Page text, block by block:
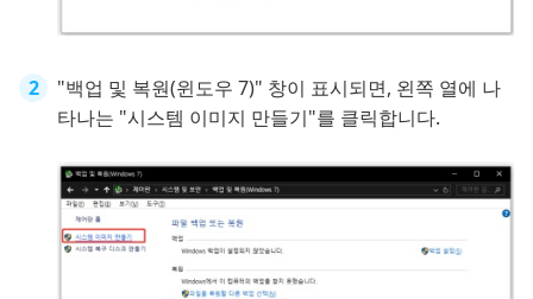
"백업 및 복원(윈도우 7)" 창이 표시되면, 왼쪽 열에 나
타나는 "시스템 이미지 만들기"를 클릭합니다.